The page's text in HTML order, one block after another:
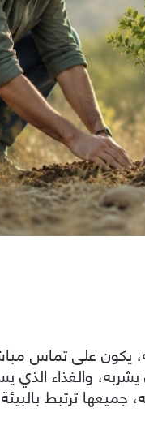
يكون على تماس
والغذاء الذي
ترتبط بالبيئة